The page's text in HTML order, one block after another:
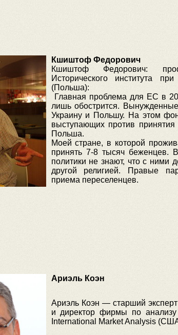
Кшиштоф Федорович
Кшиштоф Федорович:
Исторического института
(Польша):
Главная проблема для ЕС в
лишь обострится.
Украину и Польшу. На этом
выступающих против
Польша.
Моей стране, в которой
принять 7-8 тысяч беженцев.
политики не знают, что с ними
другой религией. Правые
приема переселенцев.
Ариэль Коэн
Ариэль Коэн — старший
и директор фирмы по
International Market Analysis